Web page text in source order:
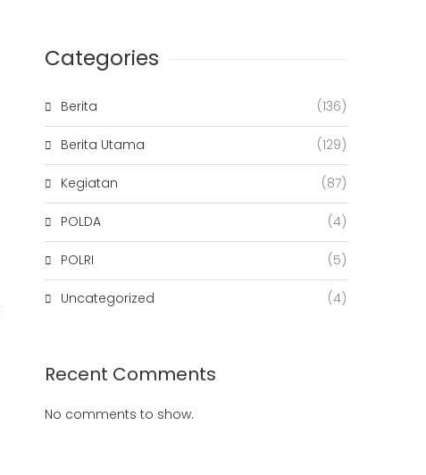
Categories
Berita (136)
Berita Utama (129)
Kegiatan (87)
POLDA (4)
POLRI (5)
Uncategorized (4)
Recent Comments
No comments to show.